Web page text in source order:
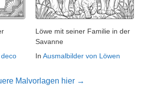
Löwe mit seiner Familie in der
Savanne
In Ausmalbilder von Löwen
Malvorlagen hier →